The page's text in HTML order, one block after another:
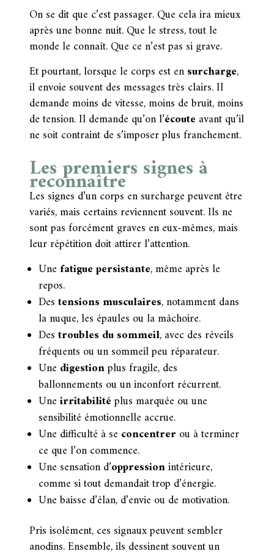
On se dit que c’est passager. Que cela ira mieux
après une bonne nuit. Que le stress, tout le
monde le connaît. Que ce n’est pas si grave.
Et pourtant, lorsque le corps est ensurcharge,
il envoie souvent des messages très clairs. Il
demande moins de vitesse, moins de bruit, moins
de tension. Il demande qu’on l’écoute avant qu’il
ne soit contraint de s’imposer plus franchement.
Les premiers signes à
reconnaître
Les signes d’un corps en surcharge peuvent être
variés, mais certains reviennent souvent. Ils ne
sont pas forcément graves en eux-mêmes, mais
leur répétition doit attirer l’attention.
Unefatigue persistante, même après le
repos.
Destensions musculaires, notamment dans
la nuque, les épaules ou la mâchoire.
Destroubles du sommeil, avec des réveils
fréquents ou un sommeil peu réparateur.
Une digestionplus fragile, des
ballonnements ou un inconfort récurrent.
Uneirritabilitéplus marquée ou une
sensibilité émotionnelle accrue.
Une difficulté à se concentrer ou à terminer
ce que l’on commence.
Une sensation d’oppressionintérieure,
comme si tout demandait trop d’énergie.
Une baisse d’élan, d’envie ou de motivation.
Pris isolément, ces signaux peuvent sembler
anodins. Ensemble, ils dessinent souvent un